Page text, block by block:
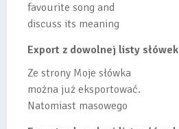
favourite song and
discuss its meaning
Export z dowolnej listy słówek
Ze strony Moje słówka
można już eksportować.
Natomiast masowego